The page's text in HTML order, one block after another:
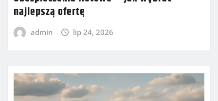
najlepszą ofertę
admin lip 24, 2026